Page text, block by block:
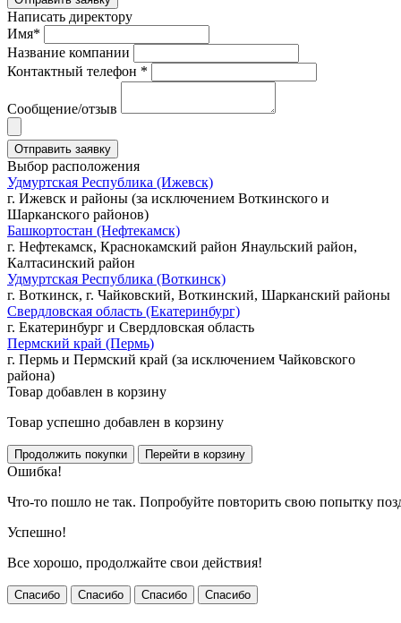
Написать директору
Имя*
Название компании
Контактный телефон *
Сообщение/отзыв
Выбор расположения
Удмуртская Республика (Ижевск)
г. Ижевск и районы (за исключением Воткинского и
Шарканского районов)
Башкортостан (Нефтекамск)
г. Нефтекамск, Краснокамский район Янаульский район,
Калтасинский район
Удмуртская Республика (Воткинск)
г. Воткинск, г. Чайковский, Воткинский, Шарканский районы
Свердловская область (Екатеринбург)
г. Екатеринбург и Свердловская область
Пермский край (Пермь)
г. Пермь и Пермский край (за исключением Чайковского
района)
Товар добавлен в корзину
Товар успешно добавлен в корзину
Ошибка!
Что-то пошло не так. Попробуйте повторить свою попытку
Успешно!
Все хорошо, продолжайте свои действия!
Спасибо Спасибо Спасибо Спасибо